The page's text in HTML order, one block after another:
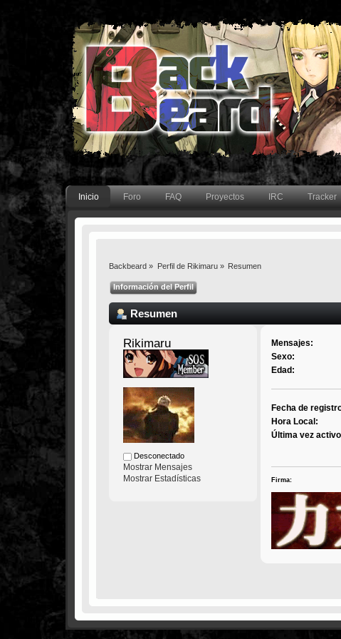
Inicio Foro FAQ Proyectos IRC Tracker
Backbeard » Perfil de Rikimaru » Resumen
Información del Perfil
Resumen
Rikimaru
Desconectado
Mostrar Mensajes
Mostrar Estadísticas
Mensajes:
Sexo:
Edad:
Fecha de
Hora Local:
Última vez
Firma: